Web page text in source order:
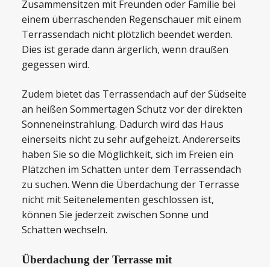
Zusammensitzen mit Freunden oder Familie bei
einem überraschenden Regenschauer mit einem
Terrassendach nicht plötzlich beendet werden.
Dies ist gerade dann ärgerlich, wenn draußen
gegessen wird.
Zudem bietet das Terrassendach auf der Südseite
an heißen Sommertagen Schutz vor der direkten
Sonneneinstrahlung. Dadurch wird das Haus
einerseits nicht zu sehr aufgeheizt. Andererseits
haben Sie so die Möglichkeit, sich im Freien ein
Plätzchen im Schatten unter dem Terrassendach
zu suchen. Wenn die Überdachung der Terrasse
nicht mit Seitenelementen geschlossen ist,
können Sie jederzeit zwischen Sonne und
Schatten wechseln.
Überdachung der Terrasse mit